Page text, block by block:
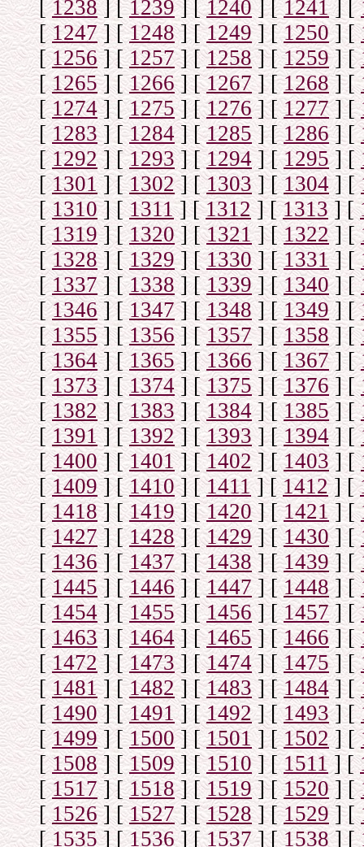
[1238] [1239] [1240 ] [1241] [
[1247] [1248] [1249] [1250] [
[1256] [1257] [1258] [1259] [
[1265] [1266] [1267] [1268] [
[1274] [1275] [1276] [1277] [
[1283] [1284] [1285 ] [1286] [
[1292] [1293] [1294] [1295] [
[1301] [1302] [1303] [1304] [
[1310] [1311] [1312] [1313] [
[1319] [1320] [1321] [1322] [
[1328] [1329] [1330] [1331] [
[1337] [1338] [1339] [1340] [
[1346] [1347] [1348] [1349] [
[1355] [1356] [1357] [1358] [
[1364] [1365] [1366] [1367] [
[1373] [1374] [1375] [1376] [
[1382] [1383] [1384] [1385] [
[1391] [1392] [1393 ] [1394] [
[1400] [1401] [1402] [1403] [
[1409] [1410] [1411] [1412] [
[1418] [1419] [1420] [1421] [
[1427] [1428] [1429] [1430] [
[1436] [1437] [1438 ] [1439] [
[1445] [1446] [1447] [1448] [
[1454] [1455] [1456] [1457] [
[1463] [1464] [1465] [1466] [
[1472] [1473] [1474] [1475] [
[1481] [1482] [1483] [1484] [
[1490] [1491] [1492] [1493] [
[1499] [1500] [1501 ] [1502] [
[1508] [1509] [1510] [1511] [
[1517] [1518] [1519] [1520] [
[1526] [1527] [1528] [1529] [
[1535] [1536] [1537] [1538] [